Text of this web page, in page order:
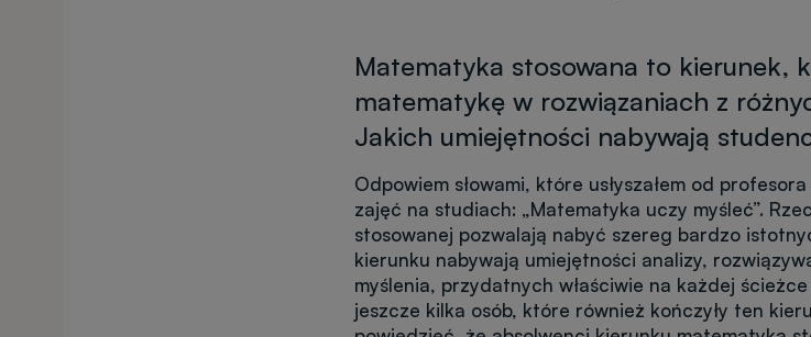
Matematyka stosowana to kierunek,
matematykę w rozwiązaniach z
Jakich umiejętności nabywają
Odpowiem słowami, które usłyszałem od
zajęć na studiach: „Matematyka uczy myśleć”.
stosowanej pozwalają nabyć szereg bardzo
kierunku nabywają umiejętności analizy,
myślenia, przydatnych właściwie na każdej
jeszcze kilka osób, które również kończyły ten